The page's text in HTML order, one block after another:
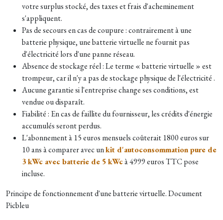
votre surplus stocké, des taxes et frais d'acheminement
s'appliquent.
Pas de secours en cas de coupure : contrairement à une
batterie physique, une batterie virtuelle ne fournit pas
d'électricité lors d'une panne réseau.
Absence de stockage réel : Le terme « batterie virtuelle » est
trompeur, car il n'y a pas de stockage physique de l'électricité .
Aucune garantie si l'entreprise change ses conditions, est
vendue ou disparaît.
Fiabilité : En cas de faillite du fournisseur, les crédits d'énergie
accumulés seront perdus.
L'abonnement à 15 euros mensuels coûterait 1800 euros sur
10 ans à comparer avec unkit d'autoconsommation pure de
3 kWc avec batterie de 5 kWcà 4999 euros TTC pose
incluse.
Principe de fonctionnement d'une batterie virtuelle. Document
Picbleu